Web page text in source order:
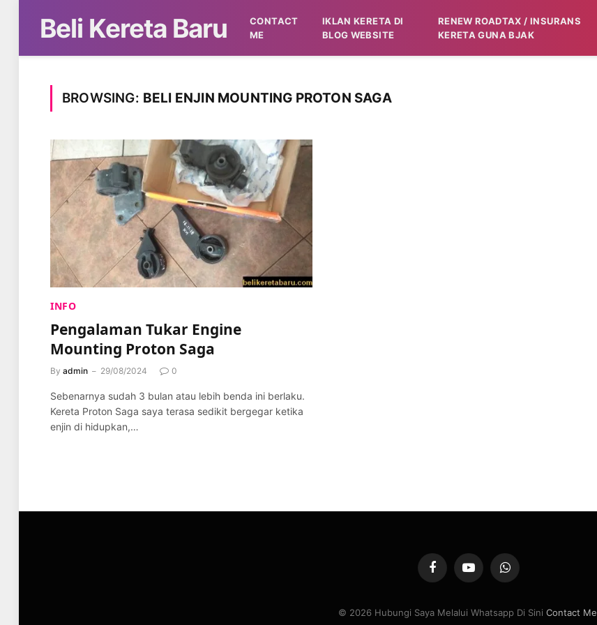
Beli Kereta Baru
CONTACT
ME
IKLAN KERETA DI
BLOG WEBSITE
RENEW ROADTAX / INSURANS
KERETA GUNA BJAK
BROWSING: BELI ENJIN MOUNTING PROTON SAGA
INFO
Pengalaman Tukar Engine
Mounting Proton Saga
By admin 29/08/2024 0
Sebenarnya sudah 3 bulan atau lebih benda ini berlaku.
Kereta Proton Saga saya terasa sedikit bergegar ketika
enjin di hidupkan,…
FacebookYouTubeWhatsApp
© 2026 Hubungi Saya Melalui Whatsapp Di Sini Contact Me